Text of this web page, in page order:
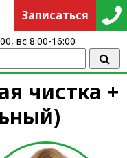
чистка +
Записаться
вс 8:00-16:00